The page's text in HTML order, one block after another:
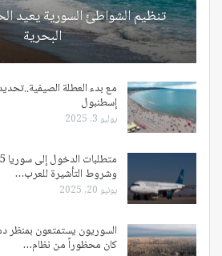
تنظيم الشواطئ السورية يعيد
البحرية
مع بدء العطلة
إسطنبول
يوليو 3, 2025
وشروط التأشيرة للعرب…
يونيو 20, 2025
السوريون يستمتعون
كان محظوراً من نظام…